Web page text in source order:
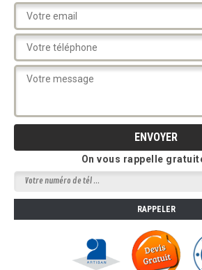
On vous rappelle